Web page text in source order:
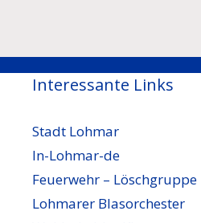
Interessante Links
Stadt Lohmar
In-Lohmar-de
Feuerwehr –
Lohmarer Blasorchester